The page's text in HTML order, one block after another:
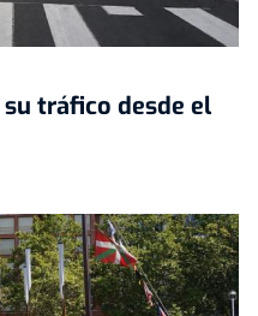
tráfico desde el